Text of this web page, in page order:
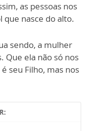
as pessoas nos
que nasce do alto.
sendo, a mulher
Que ela não só nos
seu Filho, mas nos